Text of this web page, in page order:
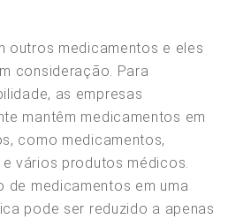
outros medicamentos e eles
consideração. Para
as empresas
mantêm medicamentos em
como medicamentos,
vários produtos médicos.
de medicamentos em uma
pode ser reduzido a apenas